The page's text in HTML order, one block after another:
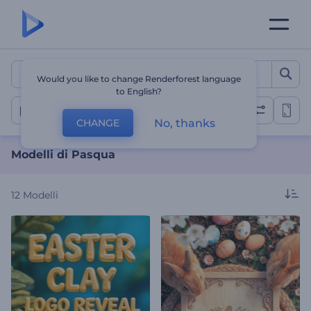
Modelli di Pasqua
Pasqua
Modelli di Pasqua
12 Modelli
Would you like to change Renderforest language
to English?
CHANGE No, thanks